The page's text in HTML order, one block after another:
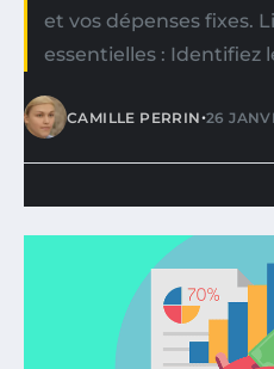
et vos dépenses fixes.
essentielles : Identifiez
CAMILLE PERRIN•26